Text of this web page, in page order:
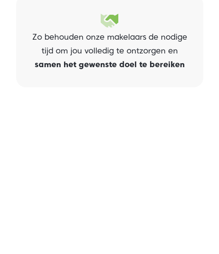
Zo behouden onze makelaars de nodige
tijd om jou volledig te ontzorgen en
samen het gewenste doel te bereiken